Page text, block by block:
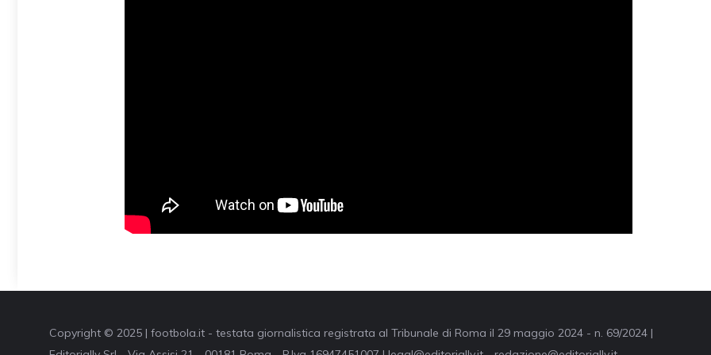
Copyright © 2025 | footbola.it - testata giornalistica registrata al Tribunale di Roma il 29 maggio 2024 - n. 69/2024 |